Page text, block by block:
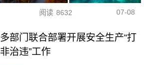
阅读 8632 07-08
多部门联合部署开展安全生产“打
非治违”工作